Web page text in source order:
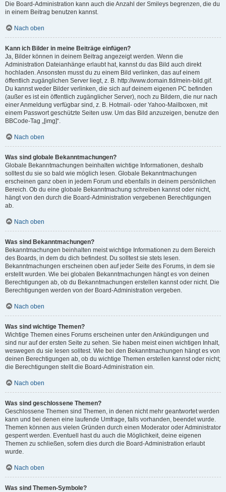
Die Board-Administration kann auch die Anzahl der Smileys begrenzen, die du
in einem Beitrag benutzen kannst.
Nach oben
Kann ich Bilder in meine Beiträge einfügen?
Ja, Bilder können in deinem Beitrag angezeigt werden. Wenn die
Administration Dateianhänge erlaubt hat, kannst du das Bild auch direkt
hochladen. Ansonsten musst du zu einem Bild verlinken, das auf einem
öffentlich zugänglichen Server liegt, z. B. http://www.domain.tld/mein-bild.gif.
Du kannst weder Bilder verlinken, die sich auf deinem eigenen PC befinden
(außer es ist ein öffentlich zugänglicher Server), noch zu Bildern, die nur nach
einer Anmeldung verfügbar sind, z. B. Hotmail- oder Yahoo-Mailboxen, mit
einem Passwort geschützte Seiten usw. Um das Bild anzuzeigen, benutze den
BBCode-Tag „[img]“.
Nach oben
Was sind globale Bekanntmachungen?
Globale Bekanntmachungen beinhalten wichtige Informationen, deshalb
solltest du sie so bald wie möglich lesen. Globale Bekanntmachungen
erscheinen ganz oben in jedem Forum und ebenfalls in deinem persönlichen
Bereich. Ob du eine globale Bekanntmachung schreiben kannst oder nicht,
hängt von den durch die Board-Administration vergebenen Berechtigungen
ab.
Nach oben
Was sind Bekanntmachungen?
Bekanntmachungen beinhalten meist wichtige Informationen zu dem Bereich
des Boards, in dem du dich befindest. Du solltest sie stets lesen.
Bekanntmachungen erscheinen oben auf jeder Seite des Forums, in dem sie
erstellt wurden. Wie bei globalen Bekanntmachungen hängt es von deinen
Berechtigungen ab, ob du Bekanntmachungen erstellen kannst oder nicht. Die
Berechtigungen werden von der Board-Administration vergeben.
Nach oben
Was sind wichtige Themen?
Wichtige Themen eines Forums erscheinen unter den Ankündigungen und
sind nur auf der ersten Seite zu sehen. Sie haben meist einen wichtigen Inhalt,
weswegen du sie lesen solltest. Wie bei den Bekanntmachungen hängt es von
deinen Berechtigungen ab, ob du wichtige Themen erstellen kannst oder nicht;
die Berechtigungen stellt die Board-Administration ein.
Nach oben
Was sind geschlossene Themen?
Geschlossene Themen sind Themen, in denen nicht mehr geantwortet werden
kann und bei denen eine laufende Umfrage, falls vorhanden, beendet wurde.
Themen können aus vielen Gründen durch einen Moderator oder Administrator
gesperrt werden. Eventuell hast du auch die Möglichkeit, deine eigenen
Themen zu schließen, sofern dies durch die Board-Administration erlaubt
wurde.
Nach oben
Was sind Themen-Symbole?